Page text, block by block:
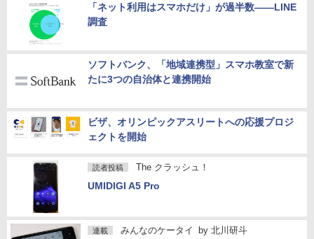
「ネット利用はスマホだけ」が過半数――LINE
調査
ソフトバンク、「地域連携型」スマホ教室で新
たに3つの自治体と連携開始
ビザ、オリンピックアスリートへの応援プロジ
ェクトを開始
読者投稿 The クラッシュ！
UMIDIGI A5 Pro
連載 みんなのケータイ by 北川研斗